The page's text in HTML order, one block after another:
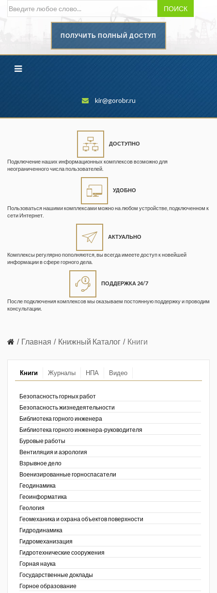
ПОИСК
ПОЛУЧИТЬ ПОЛНЫЙ ДОСТУП
kir@gorobr.ru
ДОСТУПНО
Подключение наших информационных комплексов возможно для
неограниченного числа пользователей.
УДОБНО
Пользоваться нашими комплексами можно на любом устройстве, подключенном к
сети Интернет.
АКТУАЛЬНО
Комплексы регулярно пополняются, вы всегда имеете доступ к новейшей
информации в сфере горного дела.
ПОДДЕРЖКА 24/7
После подключения комплексов мы оказываем постоянную поддержку и проводим
консультации.
Главная Книжный Каталог Книги
Книги Журналы НПА Видео
Безопасность горных работ
Безопасность жизнедеятельности
Библиотека горного инженера
Библиотека горного инженера-руководителя
Буровые работы
Вентиляция и аэрология
Взрывное дело
Военизированные горноспасатели
Геодинамика
Геоинформатика
Геология
Геомеханика и охрана объектов поверхности
Гидродинамика
Гидромеханизация
Гидротехнические сооружения
Горная наука
Государственные доклады
Горное образование
промышленности
Геопрофи
Горнопромышленные ведомости
Кузбасса. Информационный
безопасность»
Информационный бюллетень
атомному надзору
Маркшейдерия и недропользование
Медицина катастроф
Минеральные ресурсы России
Нефтегазовые технологии
Нефтегазовая вертикаль
Разведка и охрана недр